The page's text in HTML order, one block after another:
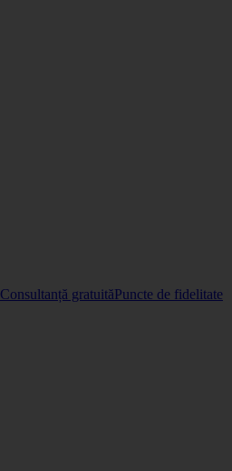
Consultanță gratuităPuncte de fidelitate